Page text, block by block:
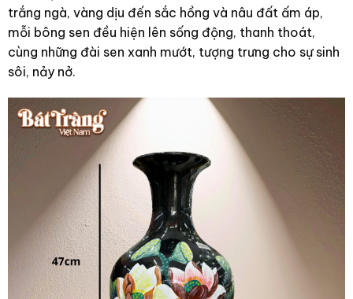
trắng ngà, vàng dịu đến sắc hồng và nâu đất ấm áp,
mỗi bông sen đều hiện lên sống động, thanh thoát,
cùng những đài sen xanh mướt, tượng trưng cho sự sinh
sôi, nảy nở.